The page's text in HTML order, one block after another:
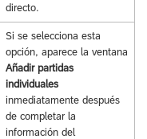
directo.
Si se selecciona esta
opción, aparece la ventana
Añadir partidas
individuales
inmediatamente después
de completar la
información del